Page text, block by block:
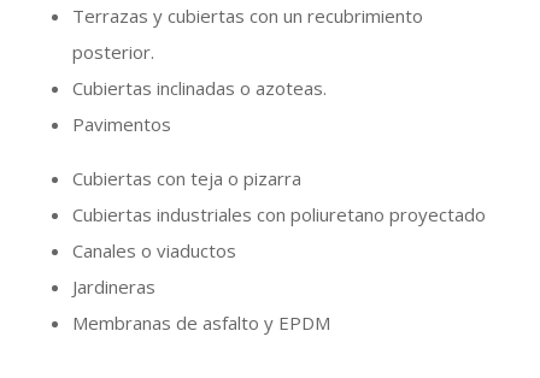
Terrazas y cubiertas con un recubrimiento
posterior.
Cubiertas inclinadas o azoteas.
Pavimentos
Cubiertas con teja o pizarra
Cubiertas industriales con poliuretano proyectado
Canales o viaductos
Jardineras
Membranas de asfalto y EPDM